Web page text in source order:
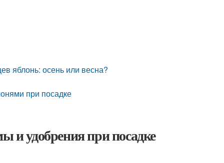
яблонь: осень или весна?
при посадке
и удобрения при посадке